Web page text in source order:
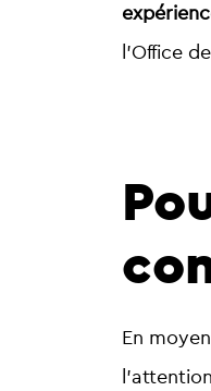
l’Office
En